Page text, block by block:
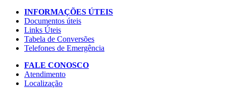
INFORMAÇÕES ÚTEIS
Documentos úteis
Links Úteis
Tabela de Conversões
Telefones de Emergência
FALE CONOSCO
Atendimento
Localização